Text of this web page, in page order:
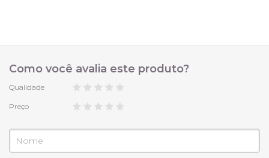
Como você avalia este produto?
Qualidade
Preço